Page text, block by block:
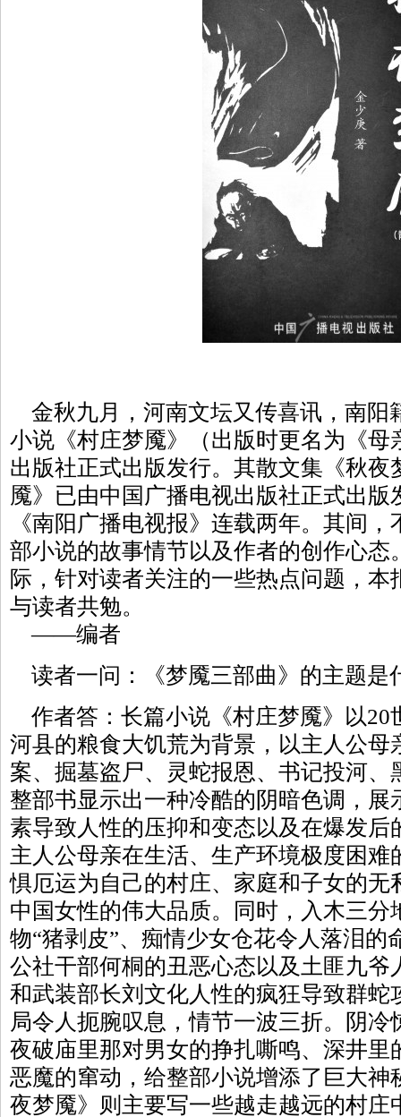
金秋九月，河南文坛又传喜讯，南阳
小说《村庄梦魇》（出版时更名为《母
出版社正式出版发行。其散文集《秋夜
魇》已由中国广播电视出版社正式出
《南阳广播电视报》连载两年。其间
部小说的故事情节以及作者的创作心态
际，针对读者关注的一些热点问题，
与读者共勉。
——编者
读者一问：《梦魇三部曲》的主题是
作者答：长篇小说《村庄梦魇》以20
河县的粮食大饥荒为背景，以主人公母
案、掘墓盗尸、灵蛇报恩、书记投河、
整部书显示出一种冷酷的阴暗色调，展
素导致人性的压抑和变态以及在爆发后
主人公母亲在生活、生产环境极度困难
惧厄运为自己的村庄、家庭和子女的无
中国女性的伟大品质。同时，入木三分
物“猪剥皮”、痴情少女仓花令人落泪的
公社干部何桐的丑恶心态以及土匪九爷
和武装部长刘文化人性的疯狂导致群蛇
局令人扼腕叹息，情节一波三折。阴
夜破庙里那对男女的挣扎嘶鸣、深井里
恶魔的窜动，给整部小说增添了巨大神
夜梦魇》则主要写一些越走越远的村庄